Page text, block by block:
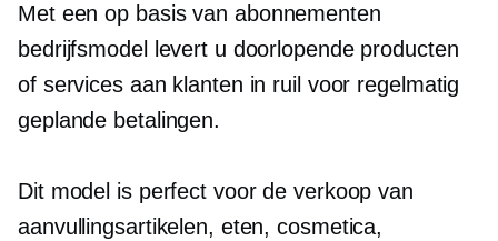
Met eenop basis van abonnementen
bedrijfsmodel levert u doorlopende producten
of services aan klanten in ruil voor regelmatig
geplande betalingen.
Dit model is perfect voor de verkoop van
aanvullingsartikelen, eten, cosmetica,